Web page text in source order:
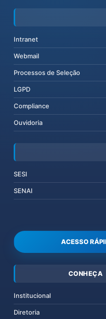
Intranet
Webmail
Processos de Seleção
LGPD
Compliance
Ouvidoria
SESI
SENAI
ACESSO
CONHEÇA
Institucional
Diretoria